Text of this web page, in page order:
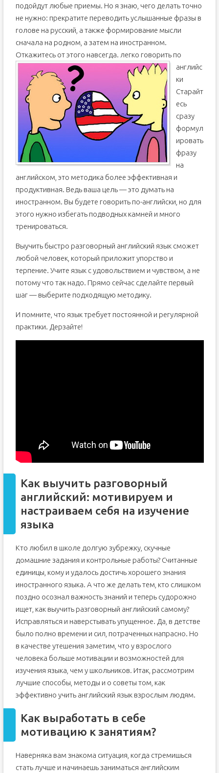
подойдут любые приемы. Но я знаю, чего делать точно
не нужно: прекратите переводить услышанные фразы в
голове на русский, а также формирование мысли
сначала на родном, а затем на иностранном.
Откажитесь от этого навсегда. легко говорить по
английс
ки
Старайт
есь
сразу
формул
ировать
фразу
на
английском, это методика более эффективная и
продуктивная. Ведь ваша цель — это думать на
иностранном. Вы будете говорить по-английски, но для
этого нужно избегать подводных камней и много
тренироваться.
Выучить быстро разговорный английский язык сможет
любой человек, который приложит упорство и
терпение. Учите язык с удовольствием и чувством, а не
потому что так надо. Прямо сейчас сделайте первый
шаг — выберите подходящую методику.
И помните, что язык требует постоянной и регулярной
практики. Дерзайте!
Как выучить разговорный
английский: мотивируем и
настраиваем себя на изучение
языка
Кто любил в школе долгую зубрежку, скучные
домашние задания и контрольные работы? Считанные
единицы, кому и удалось достичь хорошего знания
иностранного языка. А что же делать тем, кто слишком
поздно осознал важность знаний и теперь судорожно
ищет, как выучить разговорный английский самому?
Исправляться и наверстывать упущенное. Да, в детстве
было полно времени и сил, потраченных напрасно. Но
в качестве утешения заметим, что у взрослого
человека больше мотивации и возможностей для
изучения языка, чем у школьников. Итак, рассмотрим
лучшие способы, методы и о советы том, как
эффективно учить английский язык взрослым людям.
Как выработать в себе
мотивацию к занятиям?
Наверняка вам знакома ситуация, когда стремишься
стать лучше и начинаешь заниматься английским